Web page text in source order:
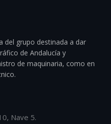
del grupo destinada a dar
de Andalucía y
de maquinaria, como en
Nave 5.